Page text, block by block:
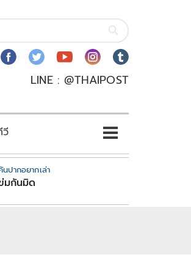
LINE : @THAIPOST
วี
นปากอยากเล่า
มกันมิด